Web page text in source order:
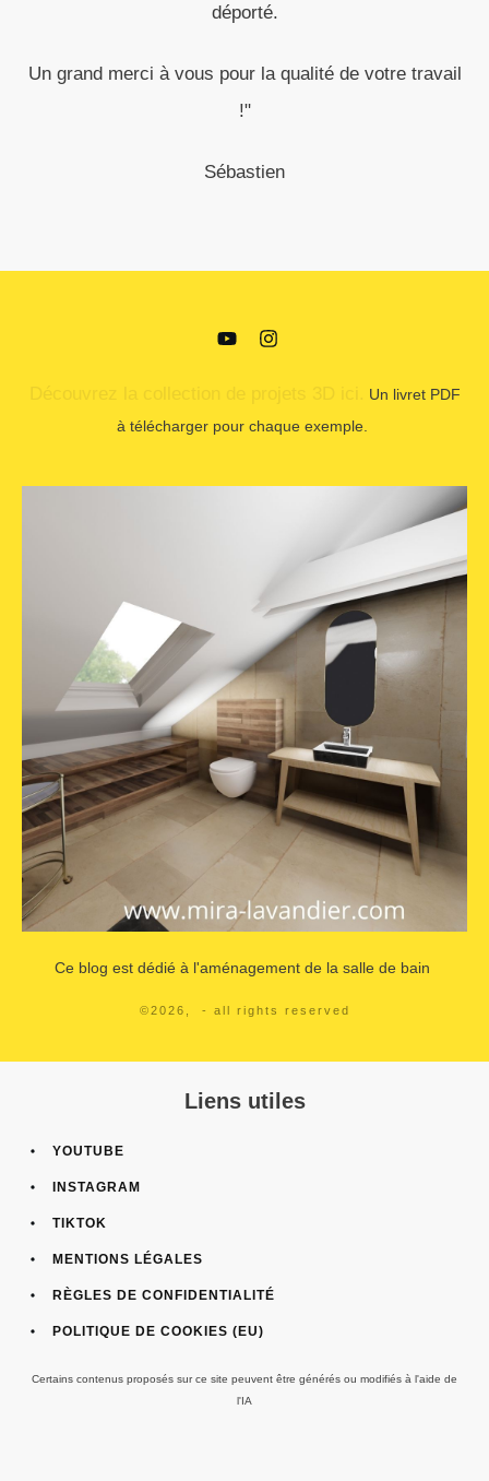
déporté.
Un grand merci à vous pour la qualité de votre travail
!"
Sébastien
Un livret PDF
à télécharger pour chaque exemple.
Ce blog est dédié à l'aménagement de la salle de bain
©2026 - all rights reserved
Liens utiles
YOUTUBE
INSTAGRAM
TIKTOK
MENTIONS LÉGALES
RÈGLES DE CONFIDENTIALITÉ
POLITIQUE DE COOKIES (EU)
Certains contenus proposés sur ce site peuvent être générés ou modifiés à l'aide de
l'IA